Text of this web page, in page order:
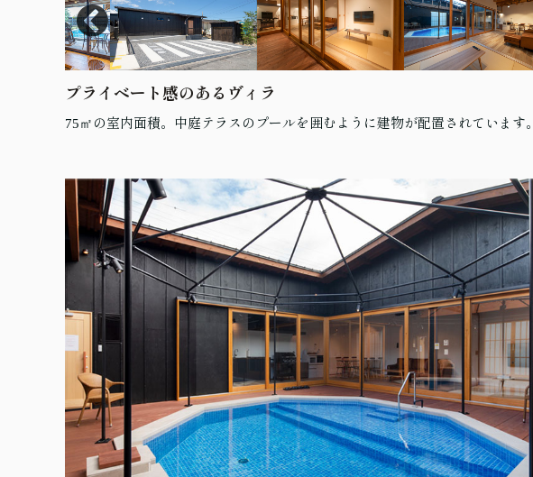
プライベート感のあるヴィラ
75㎡の室内面積。中庭テラスのプールを囲むように建物が配置されています。